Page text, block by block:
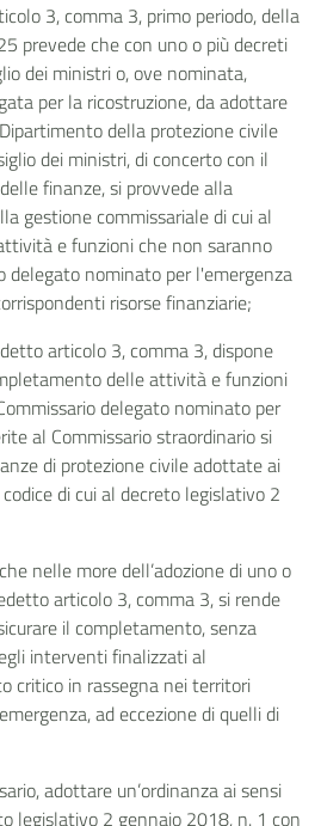
3, comma 3, primo periodo, della
prevede che con uno o più decreti
dei ministri o, ove nominata,
per la ricostruzione, da adottare
della protezione civile
dei ministri, di concerto con il
finanze, si provvede alla
gestione commissariale di cui al
e funzioni che non saranno
delegato nominato per l'emergenza
risorse finanziarie;
articolo 3, comma 3, dispone
delle attività e funzioni
delegato nominato per
al Commissario straordinario si
di protezione civile adottate ai
di cui al decreto legislativo 2
nelle more dell’adozione di uno o
articolo 3, comma 3, si rende
il completamento, senza
interventi finalizzati al
critico in rassegna nei territori
ad eccezione di quelli di
adottare un’ordinanza ai sensi
legislativo 2 gennaio 2018, n. 1 con